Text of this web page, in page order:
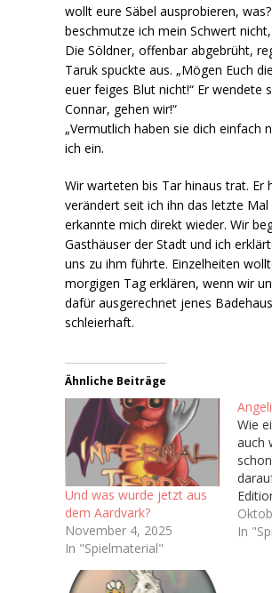
wollt eure Säbel ausprobieren,
beschmutze ich mein Schwert
Die Söldner, offenbar abgebrüht,
Taruk spuckte aus. „Mögen Euch
euer feiges Blut nicht!“ Er wendete
Connar, gehen wir!“
„Vermutlich haben sie dich einfach
ich ein.
Wir warteten bis Tar hinaus trat. Er
verändert seit ich ihn das letzte
erkannte mich direkt wieder. Wir
Gasthäuser der Stadt und ich
uns zu ihm führte. Einzelheiten
morgigen Tag erklären, wenn wir
dafür ausgerechnet jenes
schleierhaft.
Ähnliche Beiträge
Und was wurde jetzt aus
dem Aardvark?
November 4, 2025
In "Spielmaterial"
Wie
auch
der
In